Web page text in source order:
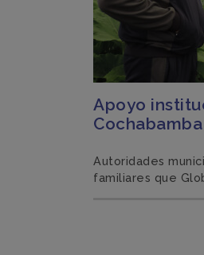
Apoyo
Cochabamba
Autoridades
familiares que